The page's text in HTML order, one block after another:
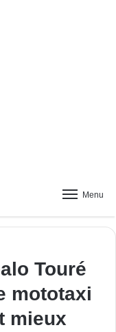
Menu
Touré
mototaxi
mieux